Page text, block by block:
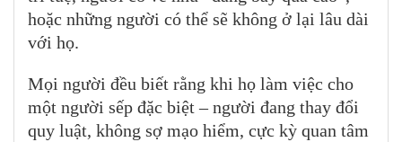
hoặc những người có thể sẽ không ở lại lâu dài
với họ.
Mọi người đều biết rằng khi họ làm việc cho
một người sếp đặc biệt – người đang thay đổi
quy luật, không sợ mạo hiểm, cực kỳ quan tâm